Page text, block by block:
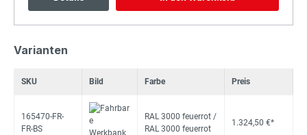
Varianten
SKU Bild Farbe Preis
165470-FR-
FR-BS
RAL 3000 feuerrot /
RAL 3000 feuerrot
1.324,50 €*